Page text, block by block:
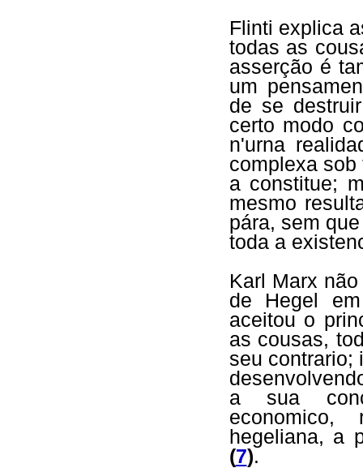
Flinti explica
todas as
asserção é
um
de se
certo modo
n'urna
complexa
a constitue;
mesmo
pára, sem
toda a
Karl Marx
de Hegel
aceitou o
as cousas,
seu contrario;
a sua
hegeliana, a
(7).